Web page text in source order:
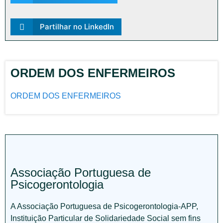
Partilhar no LinkedIn
ORDEM DOS ENFERMEIROS
ORDEM DOS ENFERMEIROS
Associação Portuguesa de
Psicogerontologia
A Associação Portuguesa de Psicogerontologia-APP,
Instituição Particular de Solidariedade Social sem fins